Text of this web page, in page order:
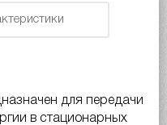
для передачи
в стационарных